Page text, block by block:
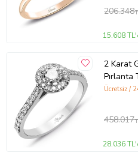
206.348
15.608
2 Karat
Pırlanta
Ücretsiz /
458.017
28.036